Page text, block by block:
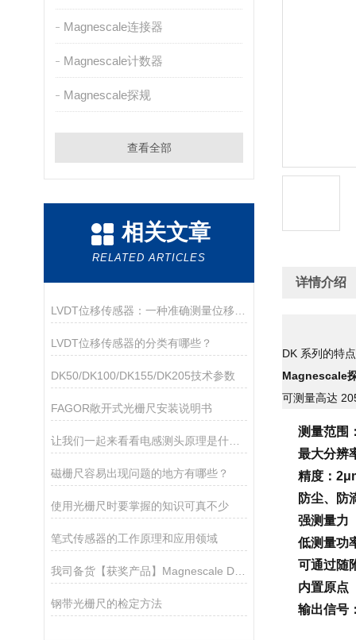
Magnescale连接器
Magnescale计数器
Magnescale探规
查看全部
相关文章
RELATED ARTICLES
LVDT位移传感器的分类有哪些？
DK50/DK100/DK155/DK205技术参数
FAGOR敞开式光栅尺安装说明书
让我们一起来看看电感测头原理是什么？
磁栅尺容易出现问题的地方有哪些？
使用光栅尺时要掌握的知识可真不少
笔式传感器的工作原理和应用领域
​我司备货【获奖产品】Magnescale DK800S系列笔形测头
钢带光栅尺的检定方法
详情介绍
DK 系列的特点
Magnescale
可测量高达
测量范围
最大分辨
精度：
防尘、防
强测量力
低测量功
可通过随
内置原点
输出信号